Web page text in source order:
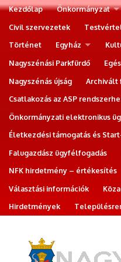
Kezdőlap Önkormányzat
Civil szervezetek
Történet
Egyház
Nagyszénási Parkfürdő
Nagyszénás újság
Archivált
Csatlakozás az ASP
Önkormányzati elektronikus
Életkezdési támogatás és
Falugazdász ügyfélfogadás
NFK hirdetmény – értékesítés
Választási információk
Hirdetmények